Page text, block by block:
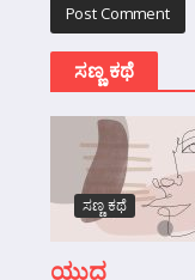
ಸಣ್ಣ ಕಥೆ
ಸಣ್ಣ ಕಥೆ
ಯುದ್ಧ